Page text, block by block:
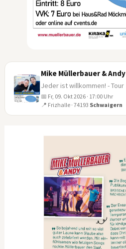
OKT
Mike Müllerbauer & Andy
Jeder ist willkommen! - Tour
📅 Fr, 09. Okt 2026 · 17:00 Uhr
📍 Frizhalle · 74193 Schwaigern